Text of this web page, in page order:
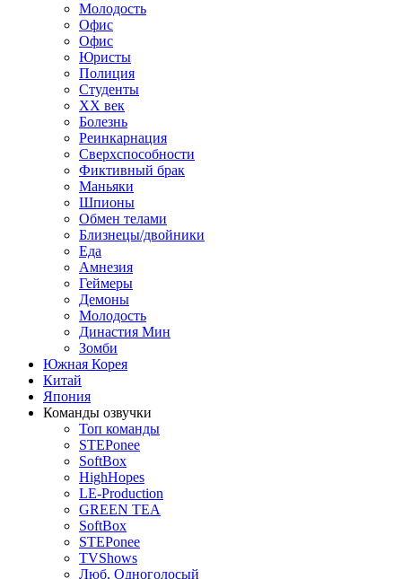
Молодость
Офис
Офис
Юристы
Полиция
Студенты
ХХ век
Болезнь
Реинкарнация
Сверхспособности
Фиктивный брак
Маньяки
Шпионы
Обмен телами
Близнецы/двойники
Еда
Амнезия
Геймеры
Демоны
Молодость
Династия Мин
Зомби
Южная Корея
Китай
Япония
Команды озвучки
Топ команды
STEPonee
SoftBox
HighHopes
LE-Production
GREEN TEA
SoftBox
STEPonee
TVShows
Люб. Одноголосый